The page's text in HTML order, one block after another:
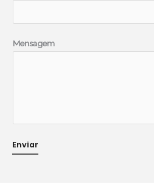
Mensagem
Enviar